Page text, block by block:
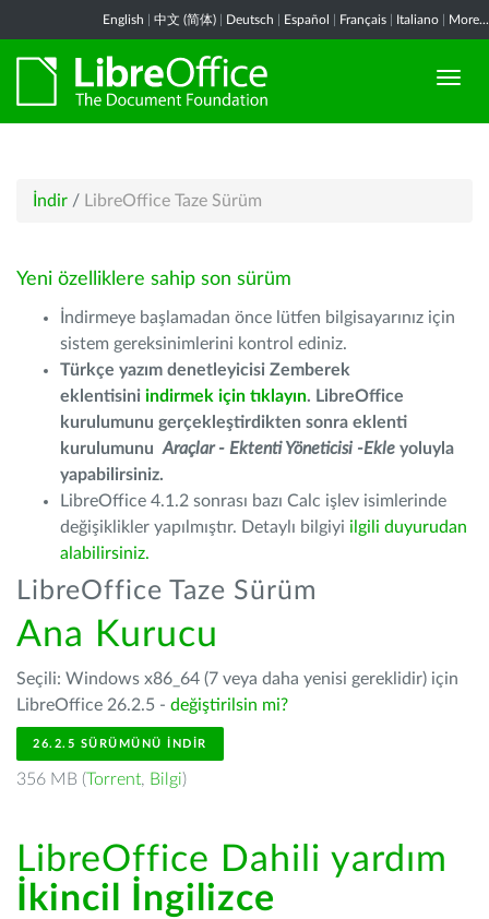
English 中文 (简体) Deutsch Español Français Italiano More...
İndir / LibreOffice Taze Sürüm
Yeni özelliklere sahip son sürüm
İndirmeye başlamadan önce lütfen bilgisayarınız için
sistem gereksinimlerini kontrol ediniz.
Türkçe yazım denetleyicisi Zemberek
eklentisini indirmek için tıklayın. LibreOffice
kurulumunu gerçekleştirdikten sonra eklenti
kurulumunu Araçlar - Ektenti Yöneticisi -Ekle yoluyla
yapabilirsiniz.
LibreOffice 4.1.2 sonrası bazı Calc işlev isimlerinde
değişiklikler yapılmıştır. Detaylı bilgiyi ilgili duyurudan
alabilirsiniz.
LibreOffice Taze Sürüm
Ana Kurucu
Seçili: Windows x86_64 (7 veya daha yenisi gereklidir) için
LibreOffice 26.2.5 - değiştirilsin mi?
26.2.5 SÜRÜMÜNÜ İNDIR
356 MB (Torrent, Bilgi)
LibreOffice Dahili yardım
İkincil İngilizce